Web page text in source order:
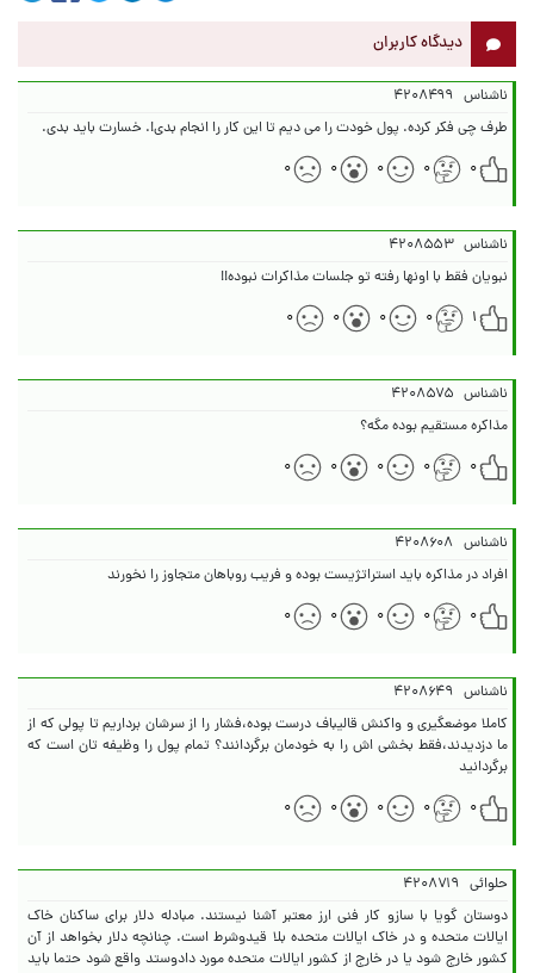
دیدگاه کاربران
ناشناس ۴۲۰۸۴۹۹
طرف چی فکر کرده. پول خودت را می دیم تا این کار را انجام بدی!. خسارت باید بدی.
۰
۰ ۰ ۰ ۰
ناشناس ۴۲۰۸۵۵۳
نبویان فقط با اونها رفته تو جلسات مذاکرات نبوده!!
۱
۰ ۰ ۰ ۰
ناشناس ۴۲۰۸۵۷۵
مذاکره مستقیم بوده مگه؟
۰
۰ ۰ ۰ ۰
ناشناس ۴۲۰۸۶۰۸
افراد در مذاکره باید استراتژیست بوده و فریب روباهان متجاوز را نخورند
۰
۰ ۰ ۰ ۰
ناشناس ۴۲۰۸۶۴۹
کاملا موضعگیری و واکنش قالیباف درست بوده،فشار را از سرشان برداریم تا پولی که از
ما دزدیدند،فقط بخشی اش را به خودمان برگردانند؟ تمام پول را وظیفه تان است که
برگردانید
۰
۰ ۰ ۰ ۰
حلوائی ۴۲۰۸۷۱۹
دوستان گویا با سازو کار فنی ارز معتبر آشنا نیستند. مبادله دلار برای ساکنان خاک
ایالات متحده و در خاک ایالات متحده بلا قیدوشرط است. چنانچه دلار بخواهد از آن
کشور خارج شود یا در خارج از کشور ایالات متحده مورد دادوستد واقع شود حتما باید